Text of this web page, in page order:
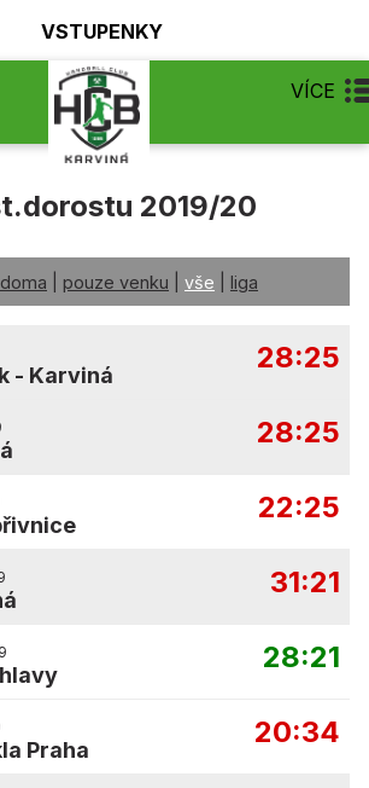
VSTUPENKY
VÍCE
2019/20
pouze venku vše liga
- Karviná
28:25
28:25
22:25
31:21
28:21
Praha
20:34